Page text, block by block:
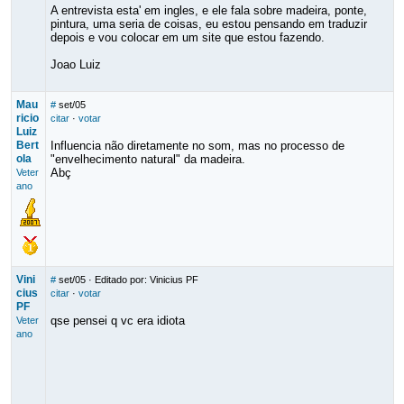
A entrevista esta' em ingles, e ele fala sobre madeira, ponte,
pintura, uma seria de coisas, eu estou pensando em traduzir
depois e vou colocar em um site que estou fazendo.
Joao Luiz
Mau
ricio
Luiz
Bert
ola
Veter
ano
# set/05
citar· votar
Influencia não diretamente no som, mas no processo de
"envelhecimento natural" da madeira.
Abç
Vini
cius
PF
Veter
ano
# set/05· Editado por: Vinicius PF
citar· votar
qse pensei q vc era idiota